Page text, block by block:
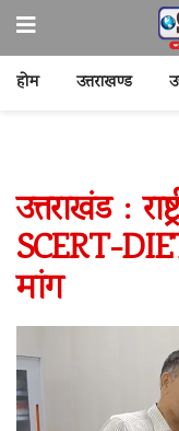
होम उत्तराखण्ड
उत्तराखंड :
SCERT-
मांग